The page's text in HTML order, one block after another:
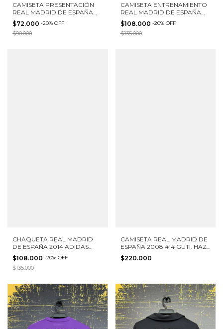
CAMISETA PRESENTACIÓN
REAL MADRID DE ESPAÑA
ADIDAS TALLA S
$72.000 -20% OFF
$90.000
CAMISETA ENTRENAMIENTO
REAL MADRID DE ESPAÑA
2021 ADIDAS TALLA S NUEVA
$108.000 -20% OFF
$135.000
CHAQUETA REAL MADRID
DE ESPAÑA 2014 ADIDAS
TALLA S
$108.000 -20% OFF
$135.000
CAMISETA REAL MADRID DE
ESPAÑA 2008 #14 GUTI. HAZ
ADIDAS TALLA S
$220.000